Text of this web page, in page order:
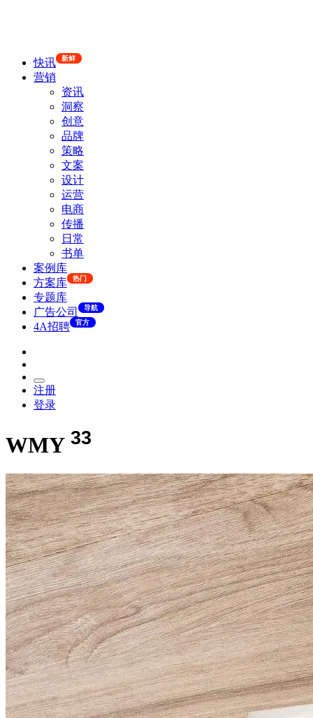
快讯 新鲜
营销
资讯
洞察
创意
品牌
策略
文案
设计
运营
电商
传播
日常
书单
案例库
方案库
热门
专题库
广告公司
导航
4A招聘 官方
注册
登录
WMY 33